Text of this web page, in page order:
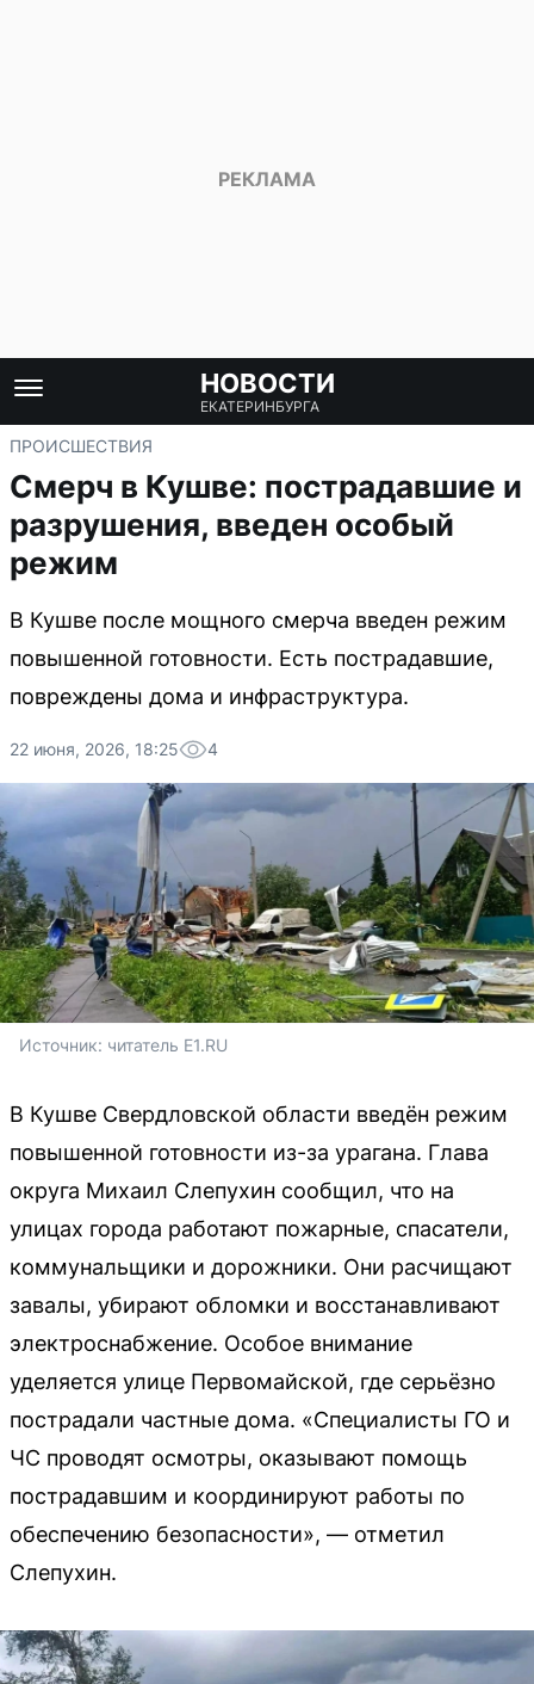
НОВОСТИ
ЕКАТЕРИНБУРГА
ПРОИСШЕСТВИЯ
Смерч в Кушве: пострадавшие и
разрушения, введен особый
режим
В Кушве после мощного смерча введен режим
повышенной готовности. Есть пострадавшие,
повреждены дома и инфраструктура.
22 июня, 2026, 18:25 4
Источник: читатель E1.RU
В Кушве Свердловской области введён режим
повышенной готовности из-за урагана. Глава
округа Михаил Слепухин сообщил, что на
улицах города работают пожарные, спасатели,
коммунальщики и дорожники. Они расчищают
завалы, убирают обломки и восстанавливают
электроснабжение. Особое внимание
уделяется улице Первомайской, где серьёзно
пострадали частные дома. «Специалисты ГО и
ЧС проводят осмотры, оказывают помощь
пострадавшим и координируют работы по
обеспечению безопасности», — отметил
Слепухин.